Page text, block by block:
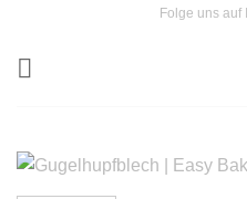
Folge uns auf